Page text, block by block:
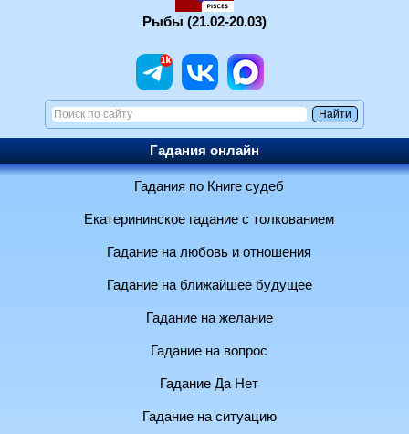
Рыбы (21.02-20.03)
Гадания онлайн
Гадания по Книге судеб
Екатерининское гадание с толкованием
Гадание на любовь и отношения
Гадание на ближайшее будущее
Гадание на желание
Гадание на вопрос
Гадание Да Нет
Гадание на ситуацию